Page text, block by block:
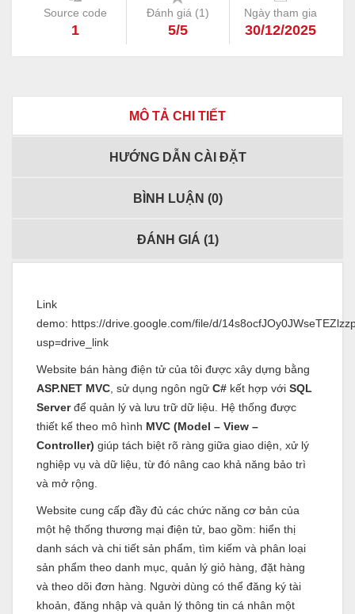
Source code
1
Đánh giá (1)
5/5
Ngày tham gia
30/12/2025
MÔ TẢ CHI TIẾT
HƯỚNG DẪN CÀI ĐẶT
BÌNH LUẬN (0)
ĐÁNH GIÁ (1)
Link
demo: https://drive.google.com/file/d/
usp=drive_link
Website bán hàng điện tử của tôi được xây dựng bằng
ASP.NET MVC , sử dụng ngôn ngữ C# kết hợp với SQL
Serverđể quản lý và lưu trữ dữ liệu. Hệ thống được
thiết kế theo mô hình MVC (Model – View –
Controller) giúp tách biệt rõ ràng giữa giao diện, xử lý
nghiệp vụ và dữ liệu, từ đó nâng cao khả năng bảo trì
và mở rộng.
Website cung cấp đầy đủ các chức năng cơ bản của
một hệ thống thương mại điện tử, bao gồm: hiển thị
danh sách và chi tiết sản phẩm, tìm kiếm và phân loại
sản phẩm theo danh mục, quản lý giỏ hàng, đặt hàng
và theo dõi đơn hàng. Người dùng có thể đăng ký tài
khoản, đăng nhập và quản lý thông tin cá nhân một